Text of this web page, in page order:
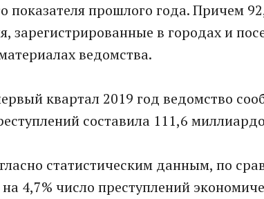
показателя прошлого года. Причем
зарегистрированные в городах и
ведомства.
квартал 2019 год ведомство
составила 111,6
статистическим данным, по
4,7% число преступлений